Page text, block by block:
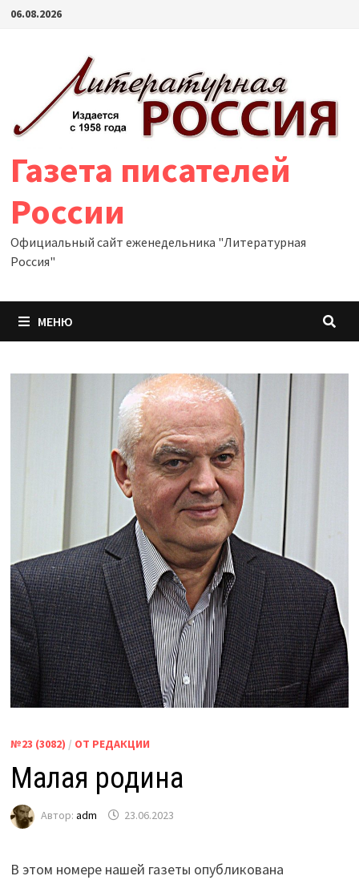
Перейти
06.08.2026
Газета писателей
России
Официальный сайт еженедельника "Литературная
Россия"
МЕНЮ
№23 (3082) / ОТ РЕДАКЦИИ
Малая родина
Автор: adm 23.06.2023
В этом номере нашей газеты опубликована